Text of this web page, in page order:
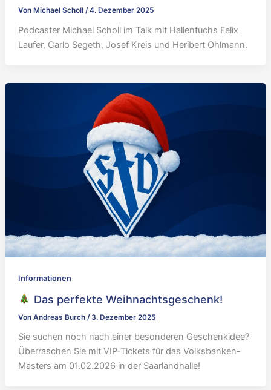
Von Michael Scholl /4. Dezember 2025
Podcaster Michael Scholl im Talk mit Hallenfuchs Felix
Laufer, Carlo Segeth, Josef Kreis und Heribert Ohlmann.
Informationen
Das perfekte Weihnachtsgeschenk!
Von Andreas Burch / 3. Dezember 2025
Sie suchen noch nach einer besonderen Geschenkidee?
Überraschen Sie mit VIP-Tickets für das Volksbanken-
Masters am 01.02.2026 in der Saarlandhalle!